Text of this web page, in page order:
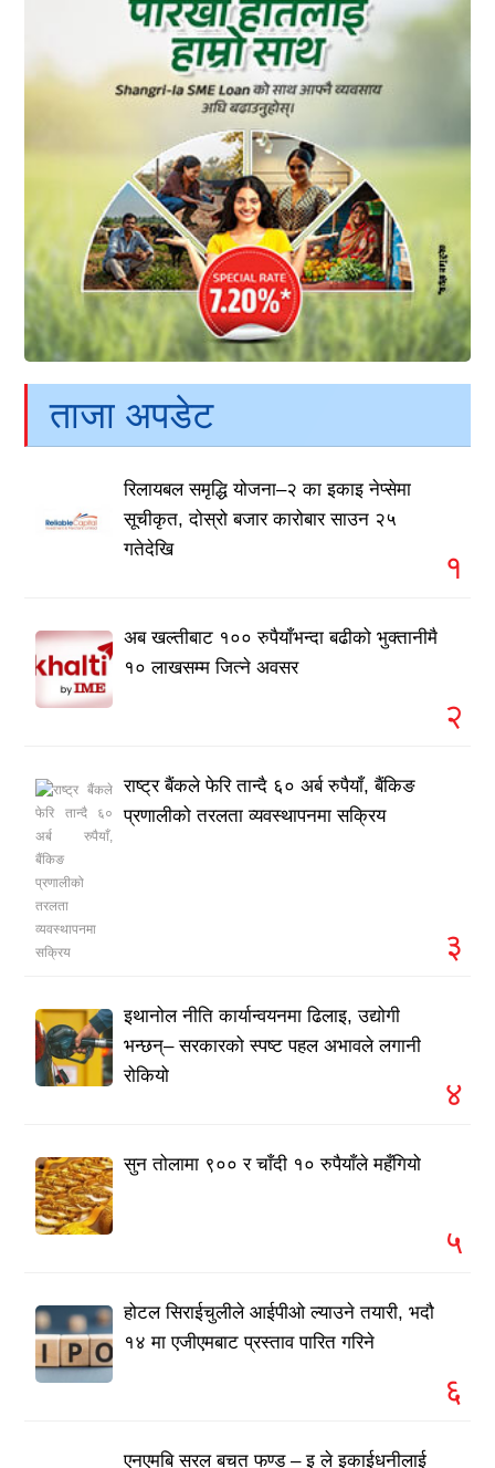
ताजा अपडेट
रिलायबल समृद्धि योजना–२ का इकाइ नेप्सेमा
सूचीकृत, दोस्रो बजार कारोबार साउन २५
गतेदेखि
१
अब खल्तीबाट १०० रुपैयाँभन्दा बढीको भुक्तानीमै
१० लाखसम्म जित्ने अवसर
२
राष्ट्र बैंकले फेरि तान्दै ६० अर्ब रुपैयाँ, बैंकिङ
प्रणालीको तरलता व्यवस्थापनमा सक्रिय
३
इथानोल नीति कार्यान्वयनमा ढिलाइ, उद्योगी
भन्छन्– सरकारको स्पष्ट पहल अभावले लगानी
रोकियो
४
सुन तोलामा ९०० र चाँदी १० रुपैयाँले महँगियो
५
होटल सिराईचुलीले आईपीओ ल्याउने तयारी, भदौ
१४ मा एजीएमबाट प्रस्ताव पारित गरिने
६
एनएमबि सरल बचत फण्ड – इ ले इकाईधनीलाई